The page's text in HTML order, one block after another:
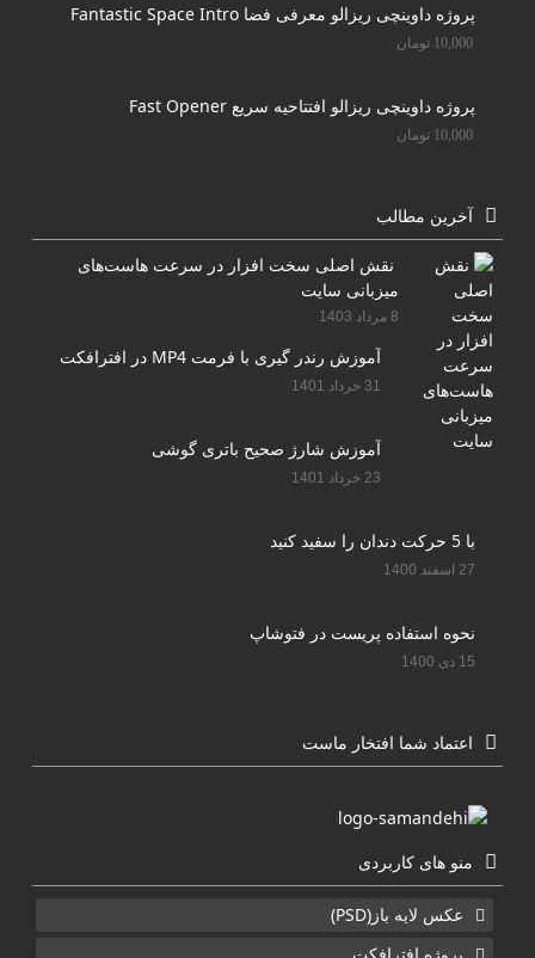
پروژه داوینچی ریزالو معرفی فضا Fantastic Space Intro
10,000 تومان
پروژه داوینچی ریزالو افتتاحیه سریع Fast Opener
10,000 تومان
آخرین مطالب
نقش اصلی سخت افزار در سرعت هاست‌های
میزبانی سایت
8 مرداد 1403
آموزش رندر گیری با فرمت MP4 در افترافکت
31 خرداد 1401
آموزش شارژ صحیح باتری گوشی
23 خرداد 1401
با 5 حرکت دندان را سفید کنید
27 اسفند 1400
نحوه استفاده پریست در فتوشاپ
15 دی 1400
اعتماد شما افتخار ماست
منو های کاربردی
عکس لایه باز(PSD)